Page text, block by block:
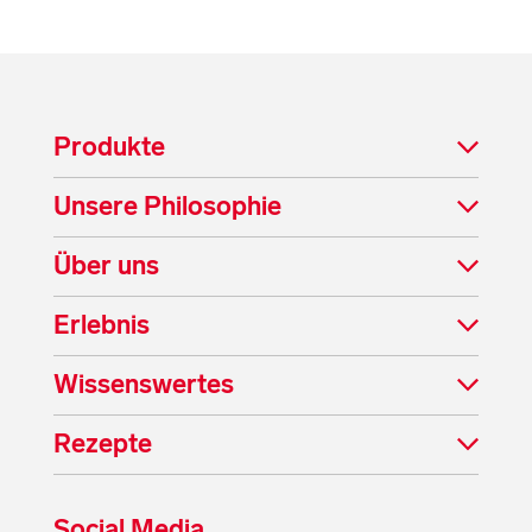
Produkte
Unsere Philosophie
Über uns
Erlebnis
Wissenswertes
Rezepte